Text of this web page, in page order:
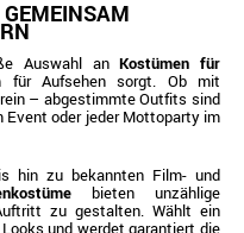
Auswahl anKostümen für
für Aufsehen sorgt. Ob mit
– abgestimmte Outfits sind
Event oder jeder Mottoparty im
hin zu bekannten Film- und
bieten unzählige
zu gestalten. Wählt ein
und werdet garantiert die